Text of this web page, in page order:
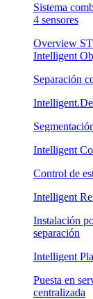
Sistema
4 sensores
Overview
Intelligent
Separación
Intelligent
Control de
Intelligent
Instalación
separación
Intelligent
Puesta en
centralizada